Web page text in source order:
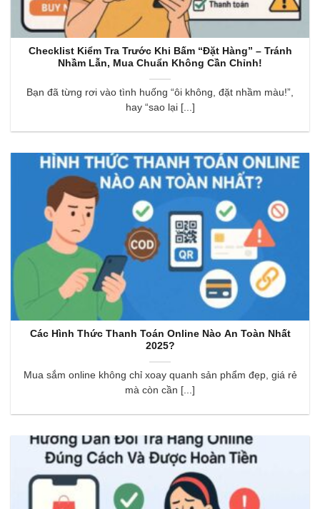
Checklist Kiểm Tra Trước Khi Bấm “Đặt Hàng” – Tránh
Nhầm Lẫn, Mua Chuẩn Không Cần Chỉnh!
Bạn đã từng rơi vào tình huống “ôi không, đặt nhầm màu!”,
hay “sao lại [...]
Các Hình Thức Thanh Toán Online Nào An Toàn Nhất
2025?
Mua sắm online không chỉ xoay quanh sản phẩm đẹp, giá rẻ
mà còn cần [...]